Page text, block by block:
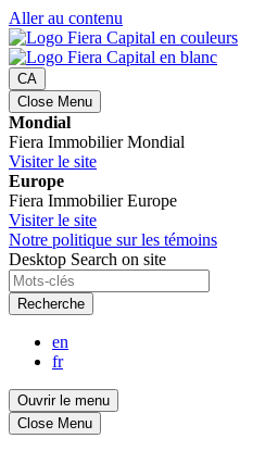
Aller au contenu
CA
Close Menu
Mondial
Fiera Immobilier Mondial
Visiter le site
Europe
Fiera Immobilier Europe
Visiter le site
Notre politique sur les témoins
Desktop Search on site
Recherche
en
fr
Ouvrir le menu
Close Menu